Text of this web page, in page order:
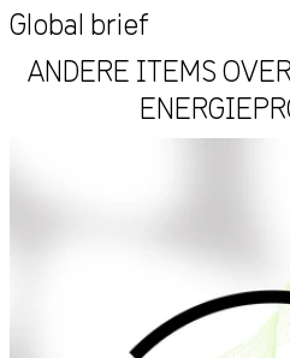
Global brief
ANDERE ITEMS